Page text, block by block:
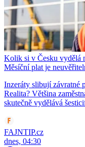
Kolik si v Česku vydělá
Měsíční plat je
Inzeráty slibují závratné
Realita? Většina
skutečně vydělává
FAJNTIP.cz
dnes, 04:30